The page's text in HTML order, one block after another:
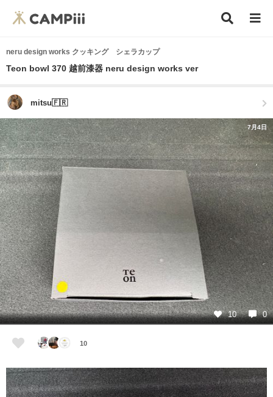
neru design works クッキング シェラカップ
Teon bowl 370 越前漆器 neru design works ver
mitsu🇫🇷
7月4日
10 0
10